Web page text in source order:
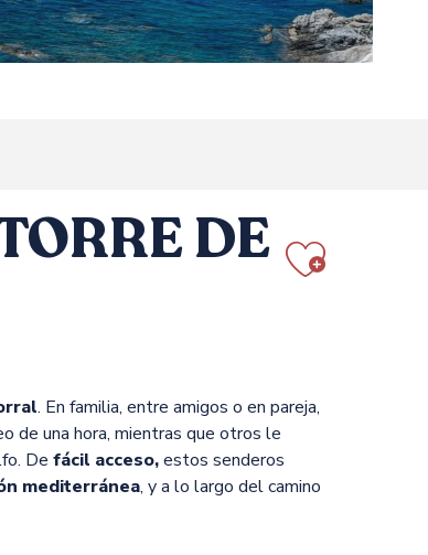
DE
. En familia, entre amigos o en pareja,
de una hora, mientras que otros le
De fácil acceso,estos senderos
mediterránea, y a lo largo del camino